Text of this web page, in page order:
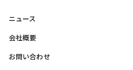
ニュース
会社概要
お問い合わせ